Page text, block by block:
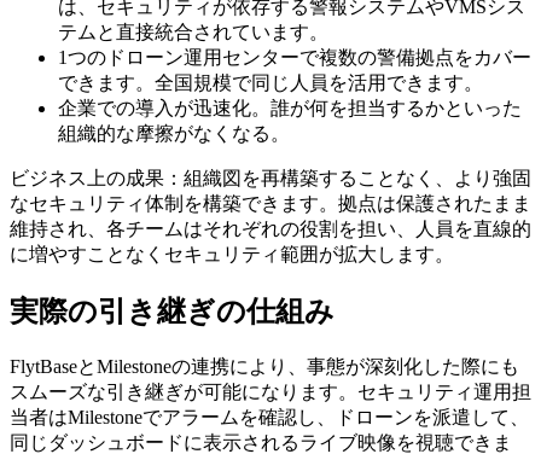
は、セキュリティが依存する警報システムやVMSシス
テムと直接統合されています。
1つのドローン運用センターで複数の警備拠点をカバー
できます。全国規模で同じ人員を活用できます。
企業での導入が迅速化。誰が何を担当するかといった
組織的な摩擦がなくなる。
ビジネス上の成果：組織図を再構築することなく、より強固
なセキュリティ体制を構築できます。拠点は保護されたまま
維持され、各チームはそれぞれの役割を担い、人員を直線的
に増やすことなくセキュリティ範囲が拡大します。
実際の引き継ぎの仕組み
FlytBaseとMilestoneの連携により、事態が深刻化した際にも
スムーズな引き継ぎが可能になります。セキュリティ運用担
当者はMilestoneでアラームを確認し、ドローンを派遣して、
同じダッシュボードに表示されるライブ映像を視聴できま